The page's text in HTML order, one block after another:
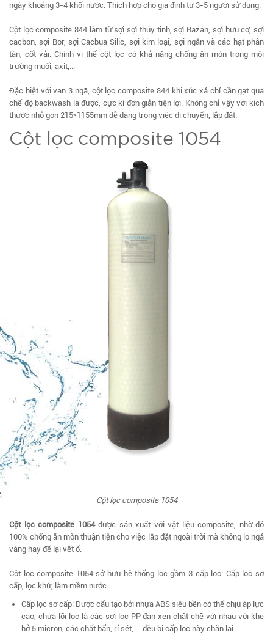
ngày khoảng 3-4 khối nước. Thích hợp cho gia đình từ 3-5 người sử dụng.
Cột lọc composite 844 làm từ sợi sợi thủy tinh, sợi Bazan, sợi hữu cơ, sợi
cacbon, sợi Bor, sợi Cacbua Silic, sợi kim loại, sợi ngắn và các hạt phân
tán, cốt vải. Chính vì thế cột lọc có khả năng chống ăn mòn trong môi
trường muối, axit,...
Đặc biệt với van 3 ngã, cột lọc composite 844 khi xúc xả chỉ cần gạt qua
chế độ backwash là được, cực kì đơn giản tiện lợi. Không chỉ vậy với kích
thước nhỏ gọn 215*1155mm dễ dàng trong việc di chuyển, lắp đặt.
Cột lọc composite 1054
Cột lọc composite 1054
Cột lọc composite 1054được sản xuất với vật liệu composite, nhờ đó
100% chống ăn mòn thuận tiện cho việc lắp đặt ngoài trời mà không lo ngả
vàng hay để lại vết ố.
Cột lọc composite 1054 sở hữu hệ thống lọc gồm 3 cấp lọc: Cấp lọc sơ
cấp, lọc khử, làm mềm nước.
Cấp lọc sơ cấp: Được cấu tạo bởi nhựa ABS siêu bền có thể chịu áp lực
cao, chứa lõi lọc là các sợi lọc PP đan xen chặt chẽ với nhau với khe
hở 5 micron, các chất bẩn, rỉ sét, ... đều bị cấp lọc này chặn lại.